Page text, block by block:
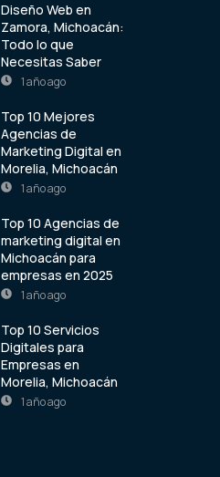
Diseño Web en
Zamora, Michoacán:
Todo lo que
Necesitas Saber
1 año ago
Top 10 Mejores
Agencias de
Marketing Digital en
Morelia, Michoacán
1 año ago
Top 10 Agencias de
marketing digital en
Michoacán para
empresas en 2025
1 año ago
Top 10 Servicios
Digitales para
Empresas en
Morelia, Michoacán
1 año ago